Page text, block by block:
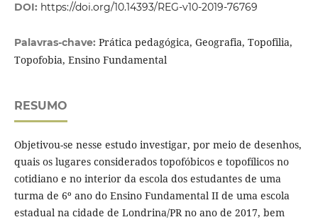
DOI: https://doi.org/10.14393/REG-v10-2019-76769
Palavras-chave: Prática pedagógica, Geografia, Topofilia,
Topofobia, Ensino Fundamental
RESUMO
Objetivou-se nesse estudo investigar, por meio de desenhos,
quais os lugares considerados topofóbicos e topofílicos no
cotidiano e no interior da escola dos estudantes de uma
turma de 6º ano do Ensino Fundamental II de uma escola
estadual na cidade de Londrina/PR no ano de 2017, bem